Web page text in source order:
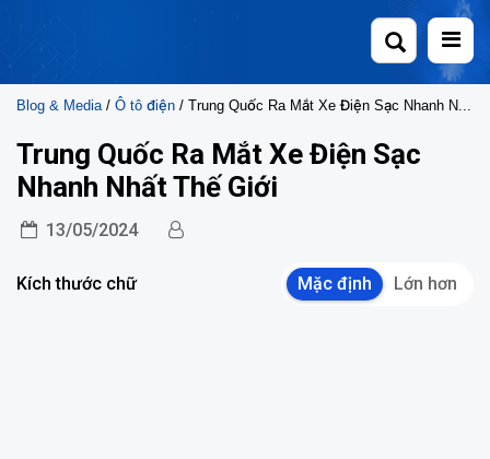
Blog & Media / Ô tô điện / Trung Quốc Ra Mắt Xe Điện Sạc Nhanh Nhất Thế Giới
Trung Quốc Ra Mắt Xe Điện Sạc
Nhanh Nhất Thế Giới
13/05/2024
Kích thước chữ Mặc định Lớn hơn